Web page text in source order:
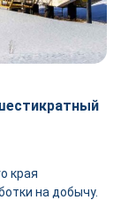
края
на добычу.